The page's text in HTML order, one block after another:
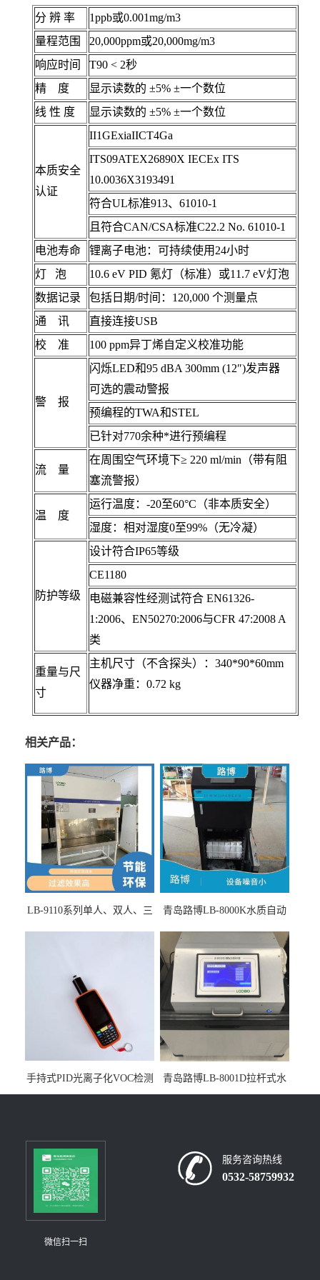
分 辨 率
1ppb或0.001mg/m3
量程范围
20,000ppm或20,000mg/m3
响应时间
T90 < 2秒
精 度
显示读数的 ±5% ±一个数位
线 性 度
显示读数的 ±5% ±一个数位
本质安全
认证
II1GExiaIICT4Ga
ITS09ATEX26890X IECEx ITS
10.0036X3193491
符合UL标准913、61010-1
且符合CAN/CSA标准C22.2 No. 61010-1
电池寿命
锂离子电池：可持续使用24小时
灯 泡
10.6 eV PID 氪灯（标准）或11.7 eV灯泡
数据记录
包括日期/时间：120,000 个测量点
通 讯
直接连接USB
校 准
100 ppm异丁烯自定义校准功能
警 报
闪烁LED和95 dBA 300mm (12″)发声器
可选的震动警报
预编程的TWA和STEL
已针对770余种*进行预编程
流 量
在周围空气环境下≥ 220 ml/min（带有阻
塞流警报）
温 度
运行温度：-20至60°C（非本质安全）
湿度：相对湿度0至99%（无冷凝）
防护等级
设计符合IP65等级
CE1180
电磁兼容性经测试符合 EN61326-
1:2006、EN50270:2006与CFR 47:2008 A
类
重量与尺
寸
主机尺寸（不含探头）：340*90*60mm
仪器净重：0.72 kg
相关产品：
LB-9110系列单人、双人、三
青岛路博LB-8000K水质自动
手持式PID光离子化VOC检测
仪（挥发性有机物设备）
青岛路博LB-8001D拉杆式水
质采样器
微信扫一扫
服务咨询热线
0532-58759932